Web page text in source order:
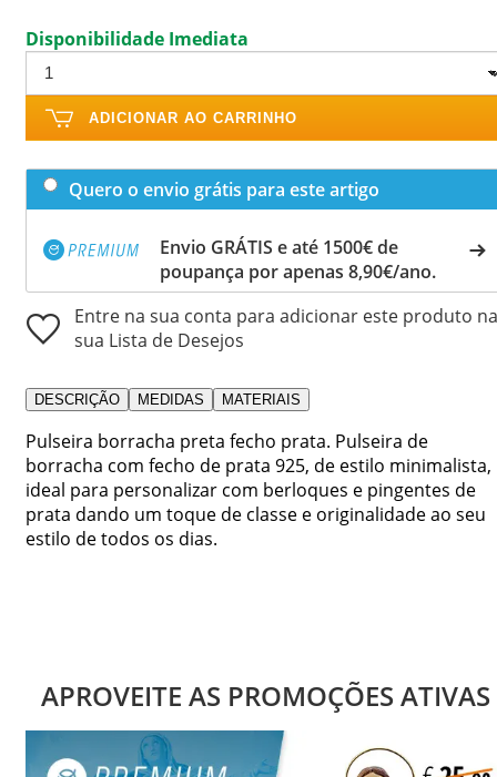
Disponibilidade Imediata
ADICIONAR AO CARRINHO
Quero o envio grátis para este artigo
Envio GRÁTIS e até 1500€ de
poupança por apenas 8,90€/ano.
Entre na sua conta para adicionar este produto na
sua Lista de Desejos
DESCRIÇÃO MEDIDAS MATERIAIS
Pulseira borracha preta fecho prata. Pulseira de
borracha com fecho de prata 925, de estilo minimalista,
ideal para personalizar com berloques e pingentes de
prata dando um toque de classe e originalidade ao seu
estilo de todos os dias.
APROVEITE AS PROMOÇÕES ATIVAS